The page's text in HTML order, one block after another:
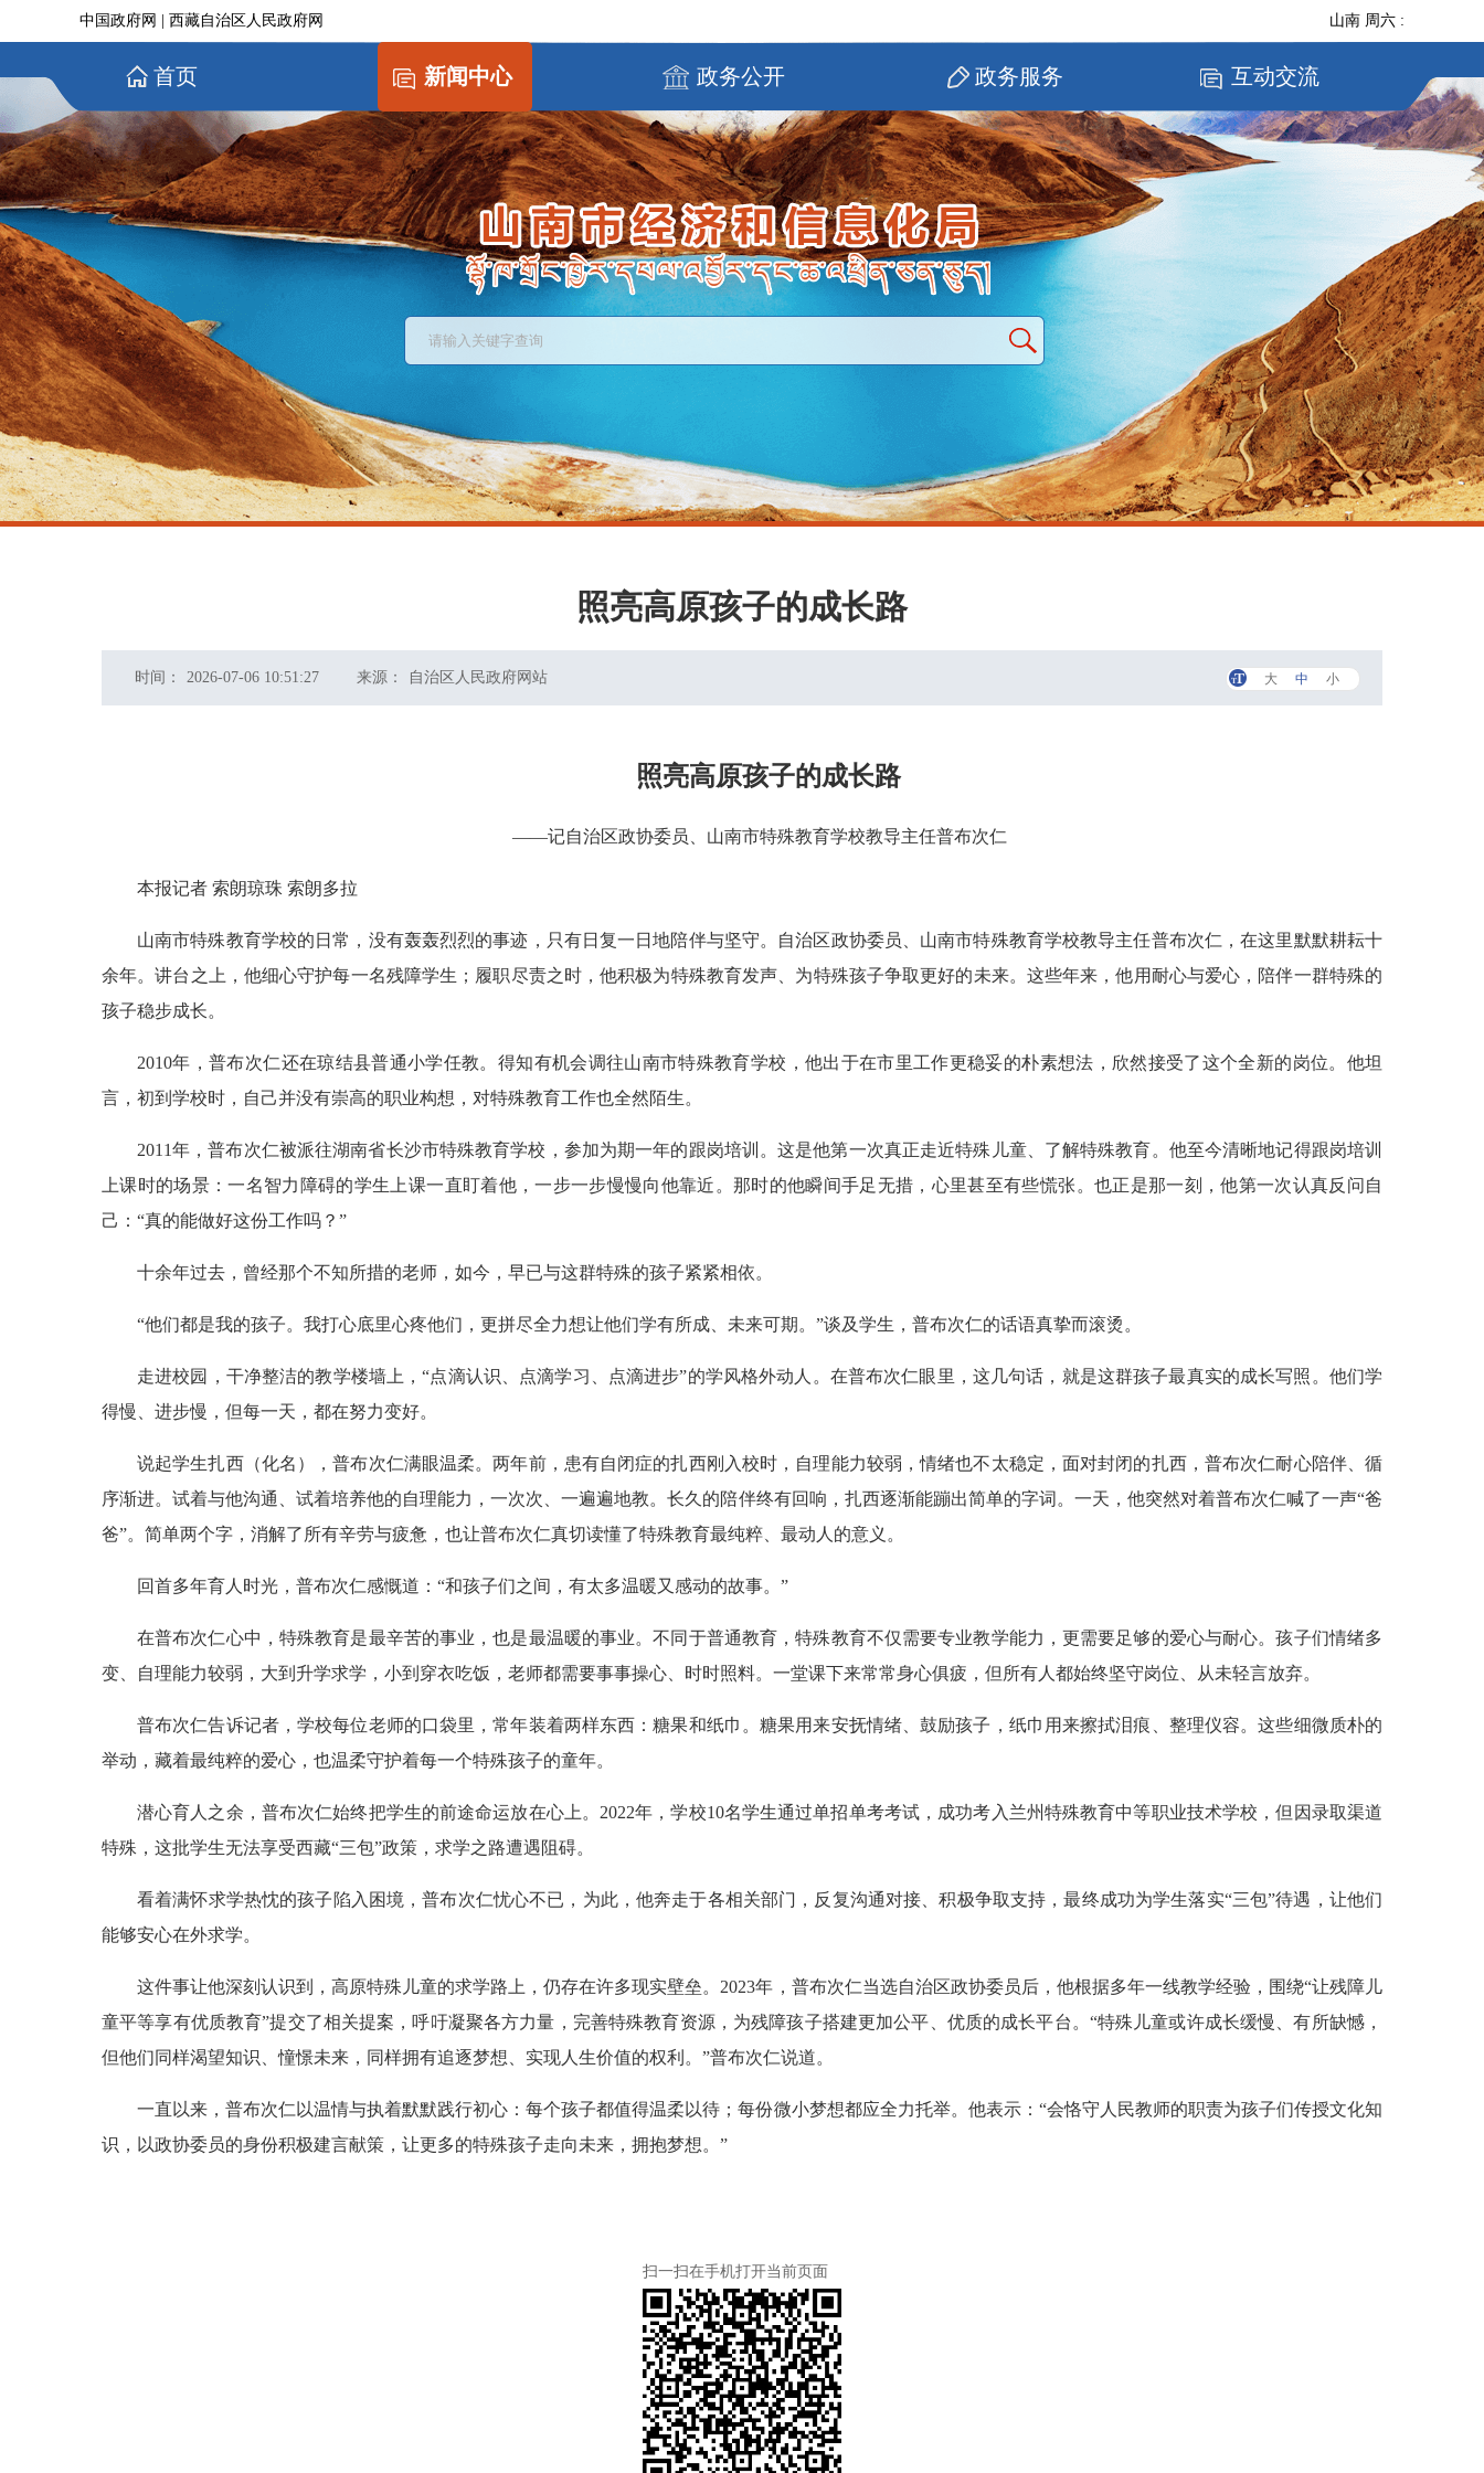
中国政府网 西藏自治区人民政府网 山南 周六 :
首页 新闻中心 政务公开 政务服务 互动交流
照亮高原孩子的成长路
时间： 2026-07-06 10:51:27 来源： 自治区人民政府网站 大 中 小
照亮高原孩子的成长路
——记自治区政协委员、山南市特殊教育学校教导主任普布次仁
本报记者 索朗琼珠 索朗多拉
山南市特殊教育学校的日常，没有轰轰烈烈的事迹，只有日复一日地陪伴与坚守。自治区政协委员、山南市特殊教育学校教导主任普布次仁，在这里默默耕耘十
余年。讲台之上，他细心守护每一名残障学生；履职尽责之时，他积极为特殊教育发声、为特殊孩子争取更好的未来。这些年来，他用耐心与爱心，陪伴一群特殊的
孩子稳步成长。
2010年，普布次仁还在琼结县普通小学任教。得知有机会调往山南市特殊教育学校，他出于在市里工作更稳妥的朴素想法，欣然接受了这个全新的岗位。他坦
言，初到学校时，自己并没有崇高的职业构想，对特殊教育工作也全然陌生。
2011年，普布次仁被派往湖南省长沙市特殊教育学校，参加为期一年的跟岗培训。这是他第一次真正走近特殊儿童、了解特殊教育。他至今清晰地记得跟岗培训
上课时的场景：一名智力障碍的学生上课一直盯着他，一步一步慢慢向他靠近。那时的他瞬间手足无措，心里甚至有些慌张。也正是那一刻，他第一次认真反问自
己：“真的能做好这份工作吗？”
十余年过去，曾经那个不知所措的老师，如今，早已与这群特殊的孩子紧紧相依。
“他们都是我的孩子。我打心底里心疼他们，更拼尽全力想让他们学有所成、未来可期。”谈及学生，普布次仁的话语真挚而滚烫。
走进校园，干净整洁的教学楼墙上，“点滴认识、点滴学习、点滴进步”的学风格外动人。在普布次仁眼里，这几句话，就是这群孩子最真实的成长写照。他们学
得慢、进步慢，但每一天，都在努力变好。
说起学生扎西（化名），普布次仁满眼温柔。两年前，患有自闭症的扎西刚入校时，自理能力较弱，情绪也不太稳定，面对封闭的扎西，普布次仁耐心陪伴、循
序渐进。试着与他沟通、试着培养他的自理能力，一次次、一遍遍地教。长久的陪伴终有回响，扎西逐渐能蹦出简单的字词。一天，他突然对着普布次仁喊了一声“爸
爸”。简单两个字，消解了所有辛劳与疲惫，也让普布次仁真切读懂了特殊教育最纯粹、最动人的意义。
回首多年育人时光，普布次仁感慨道：“和孩子们之间，有太多温暖又感动的故事。”
在普布次仁心中，特殊教育是最辛苦的事业，也是最温暖的事业。不同于普通教育，特殊教育不仅需要专业教学能力，更需要足够的爱心与耐心。孩子们情绪多
变、自理能力较弱，大到升学求学，小到穿衣吃饭，老师都需要事事操心、时时照料。一堂课下来常常身心俱疲，但所有人都始终坚守岗位、从未轻言放弃。
普布次仁告诉记者，学校每位老师的口袋里，常年装着两样东西：糖果和纸巾。糖果用来安抚情绪、鼓励孩子，纸巾用来擦拭泪痕、整理仪容。这些细微质朴的
举动，藏着最纯粹的爱心，也温柔守护着每一个特殊孩子的童年。
潜心育人之余，普布次仁始终把学生的前途命运放在心上。2022年，学校10名学生通过单招单考考试，成功考入兰州特殊教育中等职业技术学校，但因录取渠道
特殊，这批学生无法享受西藏“三包”政策，求学之路遭遇阻碍。
看着满怀求学热忱的孩子陷入困境，普布次仁忧心不已，为此，他奔走于各相关部门，反复沟通对接、积极争取支持，最终成功为学生落实“三包”待遇，让他们
能够安心在外求学。
这件事让他深刻认识到，高原特殊儿童的求学路上，仍存在许多现实壁垒。2023年，普布次仁当选自治区政协委员后，他根据多年一线教学经验，围绕“让残障儿
童平等享有优质教育”提交了相关提案，呼吁凝聚各方力量，完善特殊教育资源，为残障孩子搭建更加公平、优质的成长平台。“特殊儿童或许成长缓慢、有所缺憾，
但他们同样渴望知识、憧憬未来，同样拥有追逐梦想、实现人生价值的权利。”普布次仁说道。
一直以来，普布次仁以温情与执着默默践行初心：每个孩子都值得温柔以待；每份微小梦想都应全力托举。他表示：“会恪守人民教师的职责为孩子们传授文化知
识，以政协委员的身份积极建言献策，让更多的特殊孩子走向未来，拥抱梦想。”
扫一扫在手机打开当前页面